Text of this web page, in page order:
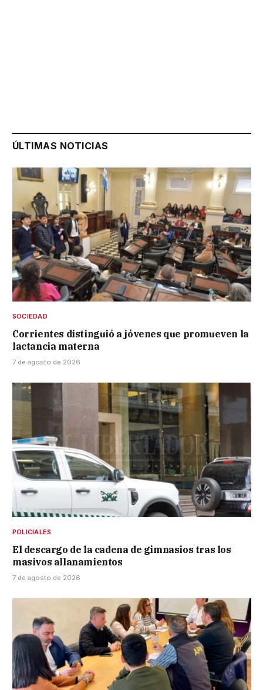
ÚLTIMAS NOTICIAS
SOCIEDAD
Corrientes distinguió a jóvenes que promueven la
lactancia materna
7 de agosto de 2026
POLICIALES
El descargo de la cadena de gimnasios tras los
masivos allanamientos
7 de agosto de 2026